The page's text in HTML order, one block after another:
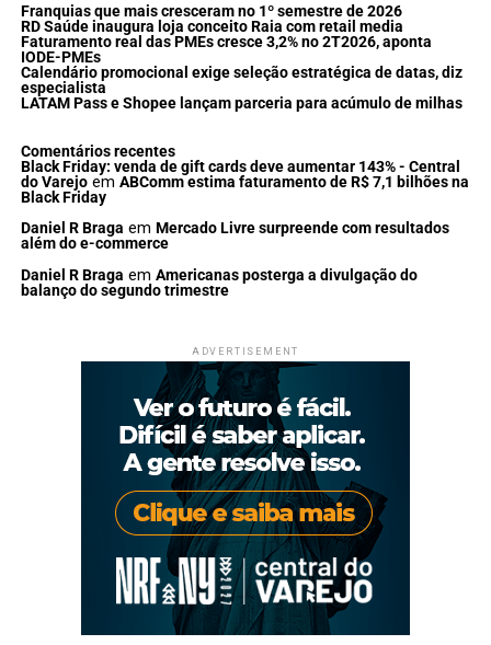
Franquias que mais cresceram no 1º semestre de 2026
RD Saúde inaugura loja conceito Raia com retail media
Faturamento real das PMEs cresce 3,2% no 2T2026, aponta
IODE-PMEs
Calendário promocional exige seleção estratégica de datas, diz
especialista
LATAM Pass e Shopee lançam parceria para acúmulo de milhas
Comentários recentes
Black Friday: venda de gift cards deve aumentar 143% - Central
do Varejoem ABComm estima faturamento de R$ 7,1 bilhões na
Black Friday
Daniel R Braga em Mercado Livre surpreende com resultados
além do e-commerce
Daniel R Braga em Americanas posterga a divulgação do
balanço do segundo trimestre
ADVERTISEMENT